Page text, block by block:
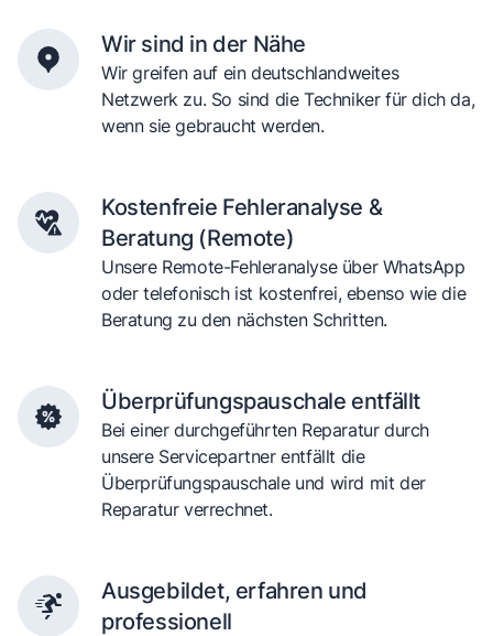
Wir sind in der Nähe
Wir greifen auf ein deutschlandweites
Netzwerk zu. So sind die Techniker für dich da,
wenn sie gebraucht werden.
Kostenfreie Fehleranalyse &
Beratung (Remote)
Unsere Remote-Fehleranalyse über WhatsApp
oder telefonisch ist kostenfrei, ebenso wie die
Beratung zu den nächsten Schritten.
Überprüfungspauschale entfällt
Bei einer durchgeführten Reparatur durch
unsere Servicepartner entfällt die
Überprüfungspauschale und wird mit der
Reparatur verrechnet.
Ausgebildet, erfahren und
professionell